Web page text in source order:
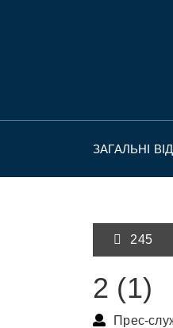
ЗАГАЛЬНІ
245
2 (1)
Прес-